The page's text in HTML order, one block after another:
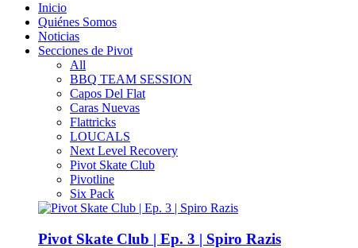
Inicio
Quiénes Somos
Noticias
Secciones de Pivot
All
BBQ TEAM SESSION
Capos Del Flat
Caras Nuevas
Flattricks
LOUCALS
Next Level Recovery
Pivot Skate Club
Pivotline
Six Pack
Pivot Skate Club | Ep. 3 | Spiro Razis